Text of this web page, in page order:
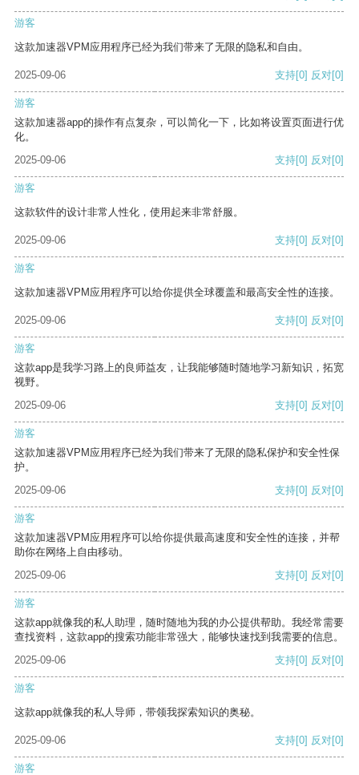
游客
这款加速器VPM应用程序已经为我们带来了无限的隐私和自由。
2025-09-06 支持[0] 反对[0]
游客
这款加速器app的操作有点复杂，可以简化一下，比如将设置页面进行优
化。
2025-09-06
支持[0] 反对[0]
游客
这款软件的设计非常人性化，使用起来非常舒服。
2025-09-06 支持[0] 反对[0]
游客
这款加速器VPM应用程序可以给你提供全球覆盖和最高安全性的连接。
2025-09-06 支持[0] 反对[0]
游客
这款app是我学习路上的良师益友，让我能够随时随地学习新知识，拓宽
视野。
2025-09-06
支持[0] 反对[0]
游客
这款加速器VPM应用程序已经为我们带来了无限的隐私保护和安全性保
护。
2025-09-06
支持[0] 反对[0]
游客
这款加速器VPM应用程序可以给你提供最高速度和安全性的连接，并帮
助你在网络上自由移动。
2025-09-06
支持[0] 反对[0]
游客
这款app就像我的私人助理，随时随地为我的办公提供帮助。我经常需要
查找资料，这款app的搜索功能非常强大，能够快速找到我需要的信息。
2025-09-06
支持[0] 反对[0]
游客
这款app就像我的私人导师，带领我探索知识的奥秘。
2025-09-06 支持[0] 反对[0]
游客